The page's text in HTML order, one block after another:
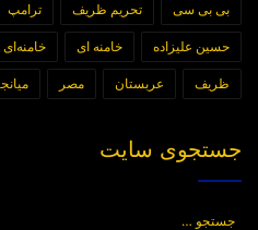
I-G.php?mid=2-
68619
id=2454
بی بی سی تحریم ظریف ترامپ
حسین علیزاده خامنه ای خامنه‌ای
ظریف عربستان مصر
جستجوی سایت